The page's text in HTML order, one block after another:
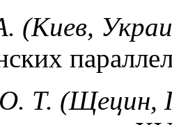
(Киев,
О. Т. (Щецин,